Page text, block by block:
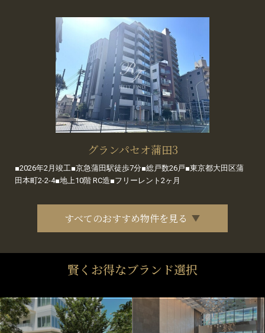
グランパセオ蒲田3
■2026年2月竣工■京急蒲田駅徒歩7分■総戸数26戸■東京都大田区蒲
田本町2-2-4■地上10階 RC造■フリーレント2ヶ月
すべてのおすすめ物件を見る
賢くお得なブランド選択